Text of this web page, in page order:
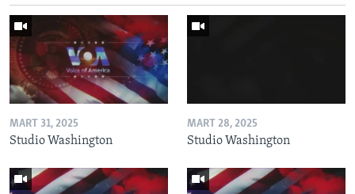
MART 31, 2025
Studio Washington
MART 28, 2025
Studio Washington